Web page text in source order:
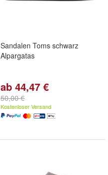
Sandalen Toms schwarz
Alpargatas
ab 44,47 €
50,00 €
Kostenloser Versand